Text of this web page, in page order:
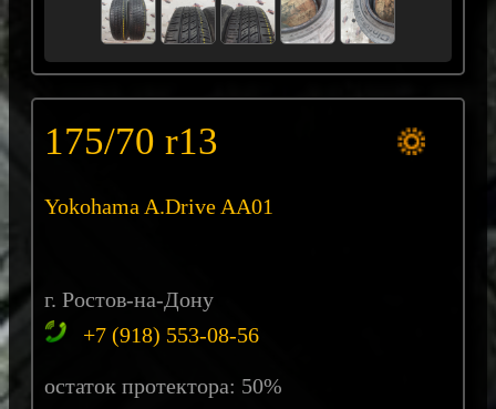
175/70 r13
Yokohama A.Drive AA01
г. Ростов-на-Дону
+7 (918) 553-08-56
остаток протектора: 50%